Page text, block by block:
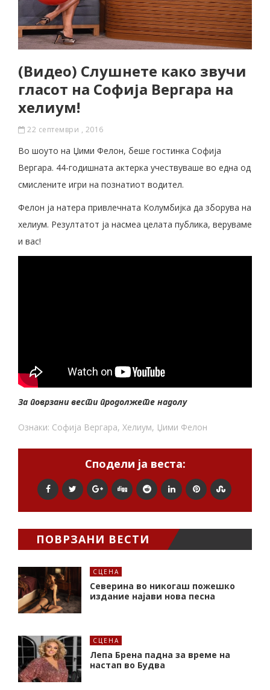
(Видео) Слушнете како звучи
гласот на Софија Вергара на
хелиум!
22 септември , 2016
Во шоуто на Џими Фелон, беше гостинка Софија
Вергара. 44-годишната актерка учествуваше во една од
смислените игри на познатиот водител.
Фелон ја натера привлечната Колумбијка да зборува на
хелиум. Резултатот ја насмеа целата публика, веруваме
и вас!
За поврзани вести продолжете надолу
Ознаки: Софија Вергара, Хелиум, Џими Фелон
Сподели ја веста:
ПОВРЗАНИ ВЕСТИ
СЦЕНА
Северина во никогаш пожешко
издание најави нова песна
СЦЕНА
Лепа Брена падна за време на
настап во Будва